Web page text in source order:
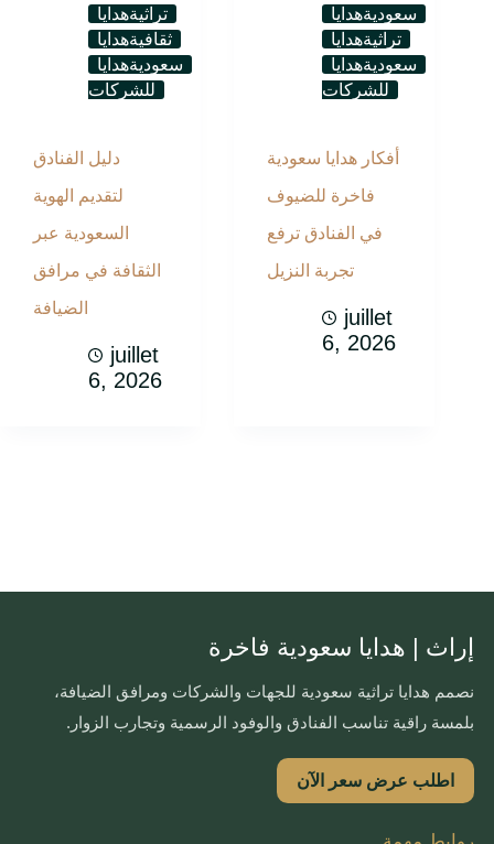
تراثيةهدايا
ثقافيةهدايا
سعوديةهدايا
للشركات
دليل الفنادق
لتقديم الهوية
السعودية عبر
الثقافة في مرافق
الضيافة
juillet
6, 2026
سعوديةهدايا
تراثيةهدايا
سعوديةهدايا
للشركات
أفكار هدايا سعودية
فاخرة للضيوف
في الفنادق ترفع
تجربة النزيل
juillet
6, 2026
إراث | هدايا سعودية فاخرة
نصمم هدايا تراثية سعودية للجهات والشركات ومرافق الضيافة،
بلمسة راقية تناسب الفنادق والوفود الرسمية وتجارب الزوار.
اطلب عرض سعر الآن